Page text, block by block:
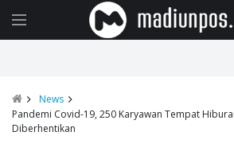
News
Pandemi Covid-19, 250 Karyawan Tempat
Diberhentikan